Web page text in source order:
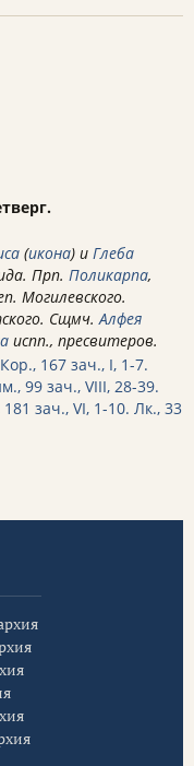
(икона) и Глеба
Прп. Поликарпа,
Могилевского.
Сщмч.Алфея
испп., пресвитеров.
167 зач., I, 1-7.
99 зач., VIII, 28-39.
зач., VI, 1-10. Лк., 33